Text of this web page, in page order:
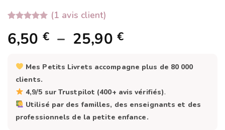
sur 5 basé
surnotation
(1 avis client)
6,50 € – 25,90 €Plage
prix :
à
25,90 €
Mes Petits Livrets accompagne plus de 80 000
clients.
4,9/5 sur Trustpilot (400+ avis vérifiés).
Utilisé par des familles, des enseignants et des
professionnels de la petite enfance.